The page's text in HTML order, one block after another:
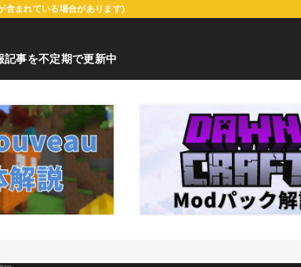
含まれている場合があります)
事を不定期で更新中